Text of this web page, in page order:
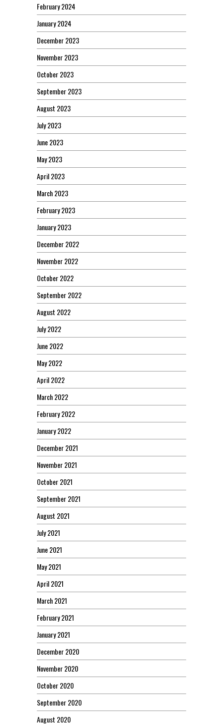
February 2024
January 2024
December 2023
November 2023
October 2023
September 2023
August 2023
July 2023
June 2023
May 2023
April 2023
March 2023
February 2023
January 2023
December 2022
November 2022
October 2022
September 2022
August 2022
July 2022
June 2022
May 2022
April 2022
March 2022
February 2022
January 2022
December 2021
November 2021
October 2021
September 2021
August 2021
July 2021
June 2021
May 2021
April 2021
March 2021
February 2021
January 2021
December 2020
November 2020
October 2020
September 2020
August 2020